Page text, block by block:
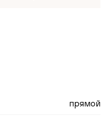
прямой